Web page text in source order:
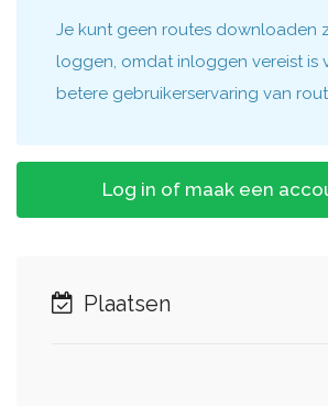
Je kunt geen routes downloaden
loggen, omdat inloggen vereist is
betere gebruikerservaring van
Log in of maak een
Plaatsen